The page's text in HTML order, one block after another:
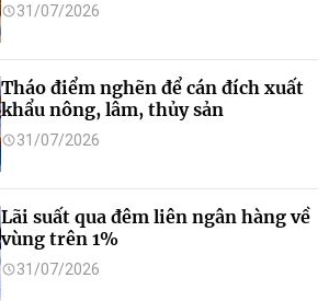
31/07/2026
Tháo điểm nghẽn để cán đích xuất
khẩu nông, lâm, thủy sản
31/07/2026
Lãi suất qua đêm liên ngân hàng về
vùng trên 1%
31/07/2026